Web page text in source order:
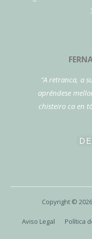
“A retranca, a
apréndese
chisteiro ca en
Copyright © 2026
Aviso Legal Política